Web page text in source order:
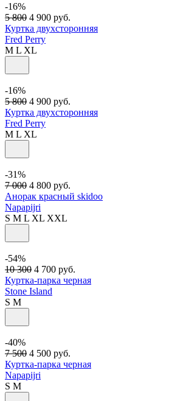
-16%
5 800 4 900 руб.
Куртка двухсторонняя
Fred Perry
M L XL
-16%
5 800 4 900 руб.
Куртка двухсторонняя
Fred Perry
M L XL
-31%
7 000 4 800 руб.
Анорак красный skidoo
Napapijri
S M L XL XXL
-54%
10 300 4 700 руб.
Куртка-парка черная
Stone Island
S M
-40%
7 500 4 500 руб.
Куртка-парка черная
Napapijri
S M